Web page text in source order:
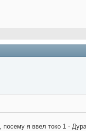
посему я ввел токо 1 -